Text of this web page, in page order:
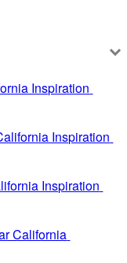
Inspiration
Inspiration
Inspiration
California